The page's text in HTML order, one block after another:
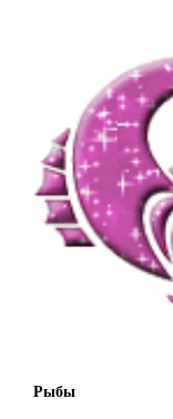
Рыбы